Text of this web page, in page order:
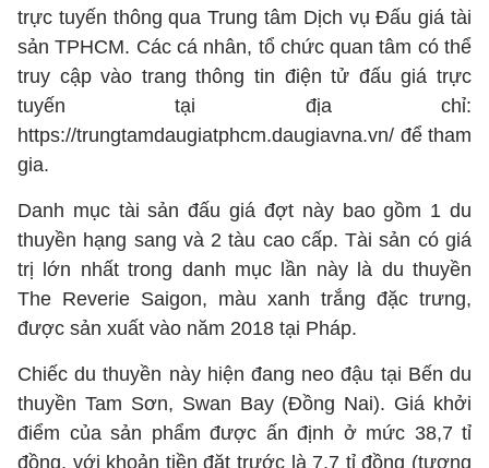
trực tuyến thông qua Trung tâm Dịch vụ Đấu giá tài
sản TPHCM. Các cá nhân, tổ chức quan tâm có thể
truy cập vào trang thông tin điện tử đấu giá trực
tuyến tại địa chỉ:
https://trungtamdaugiatphcm.daugiavna.vn/ để tham
gia.
Danh mục tài sản đấu giá đợt này bao gồm 1 du
thuyền hạng sang và 2 tàu cao cấp. Tài sản có giá
trị lớn nhất trong danh mục lần này là du thuyền
The Reverie Saigon, màu xanh trắng đặc trưng,
được sản xuất vào năm 2018 tại Pháp.
Chiếc du thuyền này hiện đang neo đậu tại Bến du
thuyền Tam Sơn, Swan Bay (Đồng Nai). Giá khởi
điểm của sản phẩm được ấn định ở mức 38,7 tỉ
đồng, với khoản tiền đặt trước là 7,7 tỉ đồng (tương